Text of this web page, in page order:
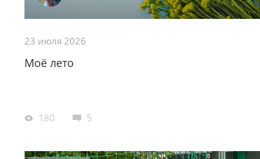
23 июля 2026
Моё лето
180 5